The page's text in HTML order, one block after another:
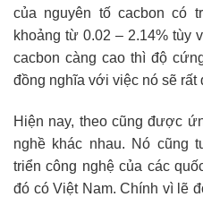
của nguyên tố cacbon có
khoảng từ 0.02 – 2.14% tùy
cacbon càng cao thì độ
đồng nghĩa với việc nó sẽ rất
Hiện nay, theo cũng được
nghề khác nhau. Nó cũng
triển công nghệ của các
đó có Việt Nam. Chính vì lẽ